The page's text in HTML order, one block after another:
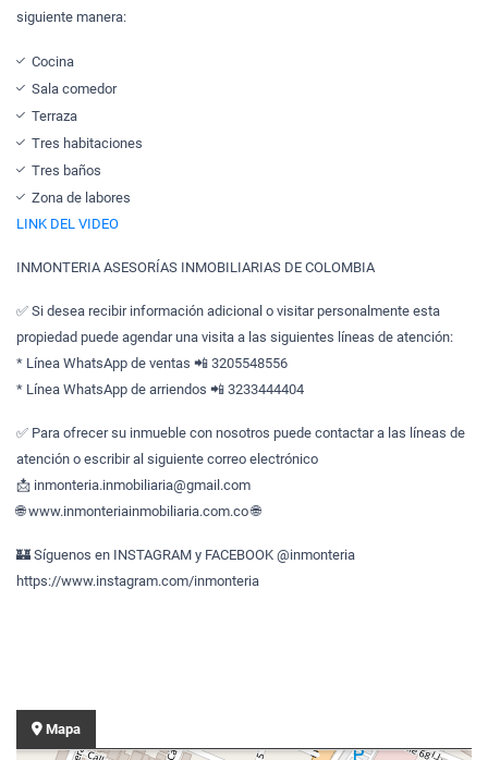
siguiente manera:
Cocina
Sala comedor
Terraza
Tres habitaciones
Tres baños
Zona de labores
LINK DEL VIDEO
INMONTERIA ASESORÍAS INMOBILIARIAS DE COLOMBIA
✅ Si desea recibir información adicional o visitar personalmente esta
propiedad puede agendar una visita a las siguientes líneas de atención:
* Línea WhatsApp de ventas 📲 3205548556
* Línea WhatsApp de arriendos 📲 3233444404
✅ Para ofrecer su inmueble con nosotros puede contactar a las líneas de
atención o escribir al siguiente correo electrónico
📩 inmonteria.inmobiliaria@gmail.com
🌐 www.inmonteriainmobiliaria.com.co 🌐
🏰 Síguenos en INSTAGRAM y FACEBOOK @inmonteria
https://www.instagram.com/inmonteria
Mapa